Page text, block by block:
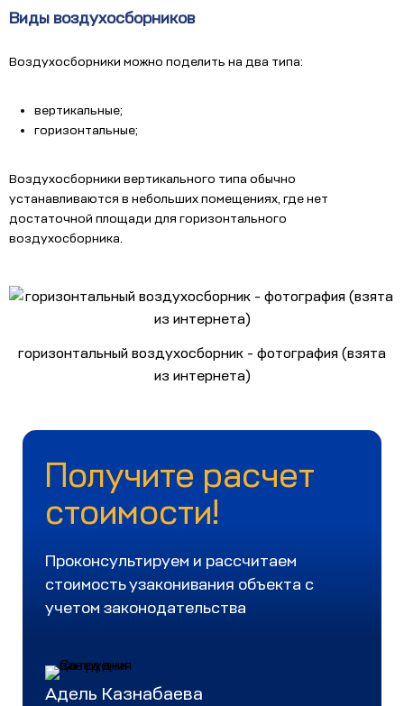
Виды воздухосборников
Воздухосборники можно поделить на два типа:
вертикальные;
горизонтальные;
Воздухосборники вертикального типа обычно
устанавливаются в небольших помещениях, где нет
достаточной площади для горизонтального
воздухосборника.
горизонтальный воздухосборник - фотография (взята
из интернета)
Получите расчет
стоимости!
Проконсультируем и рассчитаем
стоимость узаконивания объекта с
учетом законодательства
Адель Казнабаева